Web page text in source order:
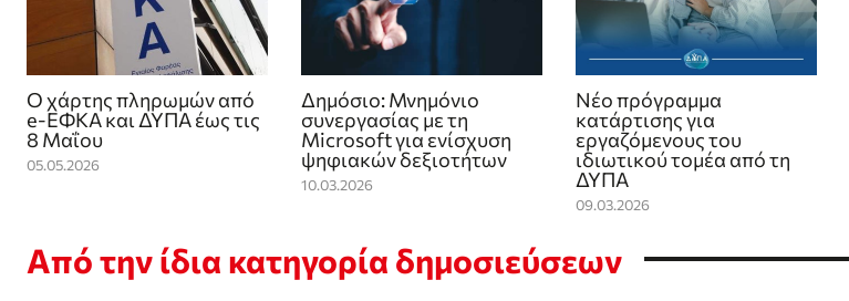
Ο χάρτης πληρωμών από
e-ΕΦΚΑ και ΔΥΠΑ έως τις
8 Μαΐου
05.05.2026
Δημόσιο: Μνημόνιο
συνεργασίας με τη
Microsoft για ενίσχυση
ψηφιακών δεξιοτήτων
10.03.2026
Νέο πρόγραμμα
κατάρτισης για
εργαζόμενους του
ιδιωτικού τομέα από τη
ΔΥΠΑ
09.03.2026
Από την ίδια κατηγορία δημοσιεύσεων